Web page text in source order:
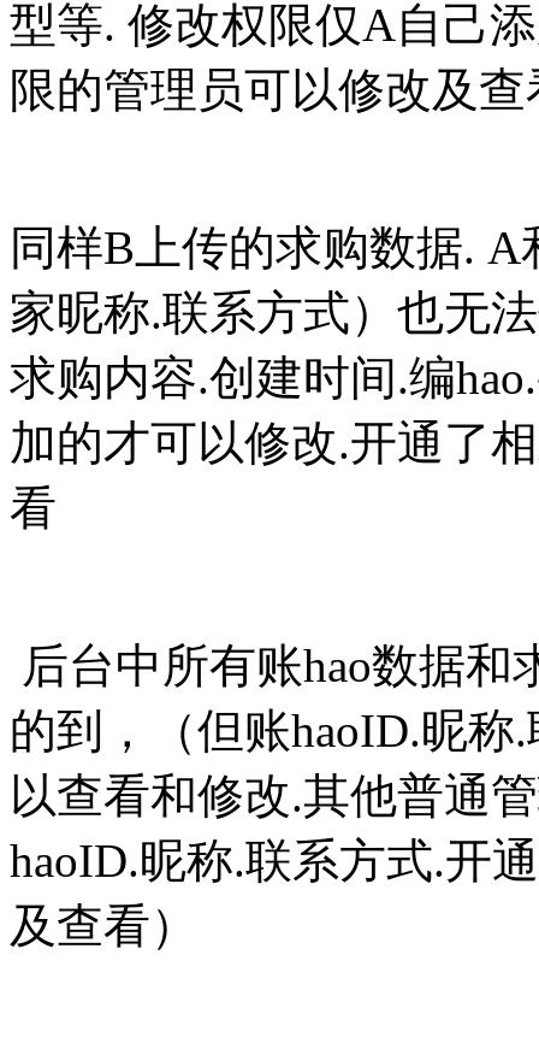
型等. 修改权限仅A自己
限的管理员可以修改及查
同样B上传的求购数据.
家昵称.联系方式）也无
求购内容.创建时间.编
加的才可以修改.开通了
看
后台中所有账hao数据
的到，（但账haoID.昵
以查看和修改.其他普通
haoID.昵称.联系方式.开
及查看）